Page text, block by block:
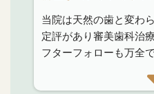
当院は天然の歯と変わ
定評があり審美歯科治
フターフォローも万全で